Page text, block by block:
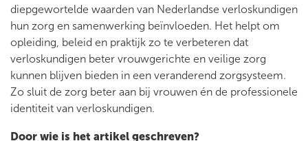
diepgewortelde waarden van Nederlandse verloskundigen
hun zorg en samenwerking beïnvloeden. Het helpt om
opleiding, beleid en praktijk zo te verbeteren dat
verloskundigen beter vrouwgerichte en veilige zorg
kunnen blijven bieden in een veranderend zorgsysteem.
Zo sluit de zorg beter aan bij vrouwen én de professionele
identiteit van verloskundigen.​
Door wie is het artikel geschreven?